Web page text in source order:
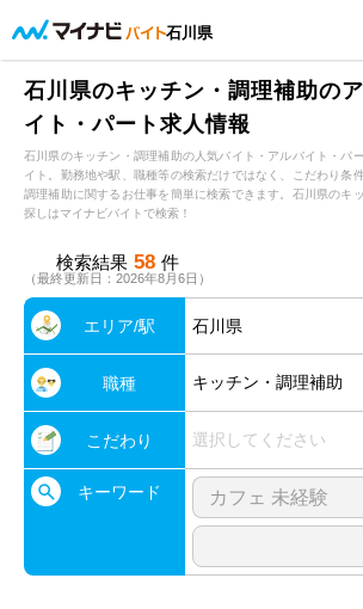
石川県
石川県のキッチン・調理補助の
イト・パート求人情報
石川県のキッチン・調理補助の人気バイト・アルバイト・パ
イト。勤務地や駅、職種等の検索だけではなく、こだわり条
調理補助に関するお仕事を簡単に検索できます。石川県のキ
探しはマイナビバイトで検索！
検索結果 58 件
（最終更新日：2026年8月6日）
エリア/駅 石川県
職種 キッチン・調理補助
こだわり 選択してください
キーワード